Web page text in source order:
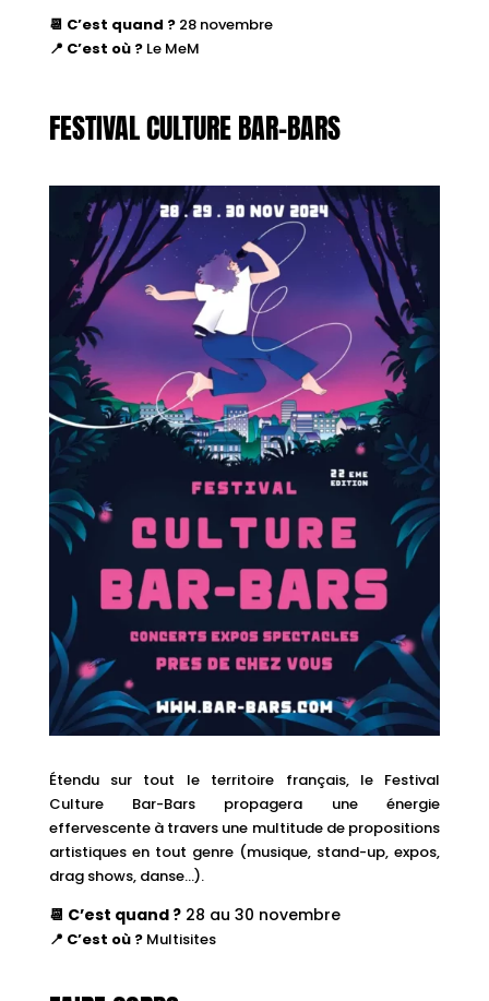
📆 C’est quand ?28 novembre
📍 C’est où ?Le MeM
FESTIVAL CULTURE BAR-BARS
Étendu sur tout le territoire français, le Festival
Culture Bar-Bars propagera une énergie
effervescente à travers une multitude de propositions
artistiques en tout genre (musique, stand-up, expos,
drag shows, danse…).
📆 C’est quand ? 28 au 30 novembre
📍 C’est où ? Multisites